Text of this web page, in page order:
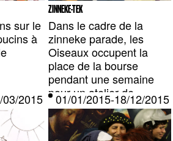
sur le
à
ZINNEKE-TEK
Dans le cadre de la
zinneke parade, les
Oiseaux occupent la
place de la bourse
pendant une semaine
pour un atelier de
création de masques
composés de multiples
visages.
03/2015 — MONTPELIER, FR
01/01/2015-18/12/